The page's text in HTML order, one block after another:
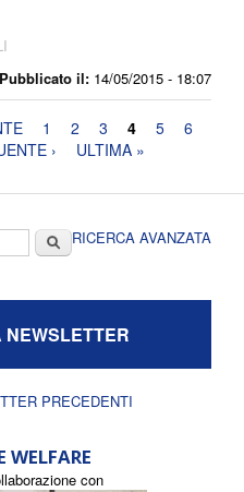
Pubblicato il: 14/05/2015 - 18:07
1 2 3 4 5
6
› ULTIMA »
CercaRICERCA AVANZATA
PRECEDENTI
WELFARE
con